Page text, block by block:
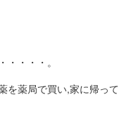
・・・。
を薬局で買い,家に帰って